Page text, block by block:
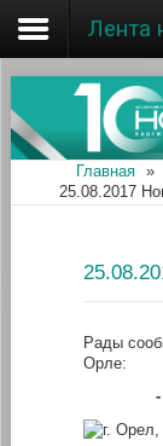
Главная
Об
Наши аптеки
Информация
Лента
Главная »
25.08.2017
Рады
Орле: